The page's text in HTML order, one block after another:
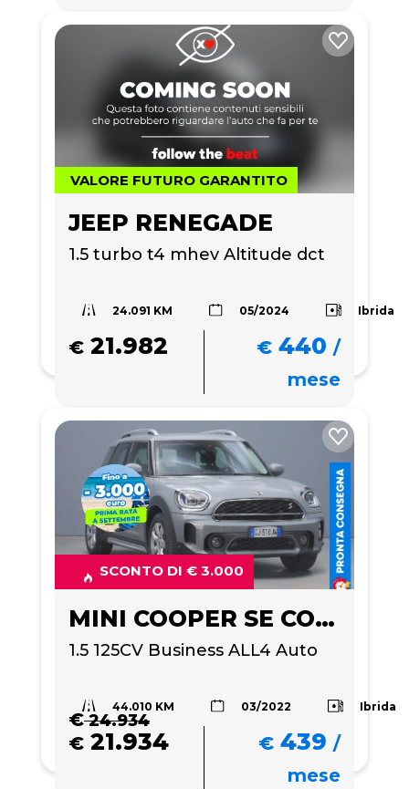
VALORE FUTURO GARANTITO
JEEP RENEGADE
1.5 turbo t4 mhev Altitude dct
24.091 KM 05/2024 Ibrida
€ 21.982 € 440 /
mese
SCONTO DI € 3.000
MINI COOPER SE COUNTRYMAN
1.5 125CV Business ALL4 Auto
44.010 KM 03/2022 Ibrida
€24.934
€ 21.934 € 439 /
mese